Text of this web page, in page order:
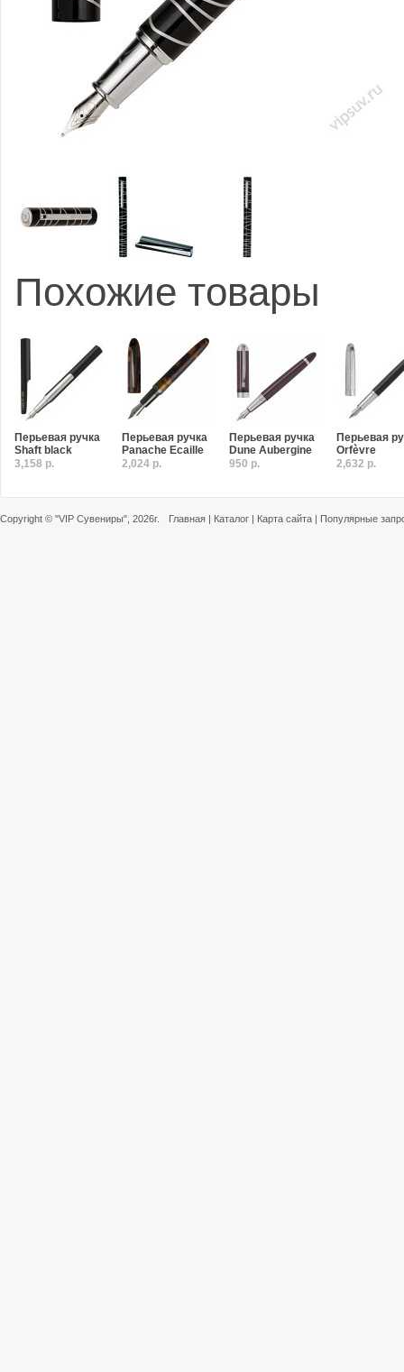
Похожие товары
Перьевая ручка
Shaft black
3,158 р.
Перьевая ручка
Panache Ecaille
2,024 р.
Перьевая ручка
Dune Aubergine
950 р.
Перьевая
Orfèvre
2,632 р.
Copyright © "VIP Сувениры" , 2026г. Главная | Каталог | Карта сайта | Популярные